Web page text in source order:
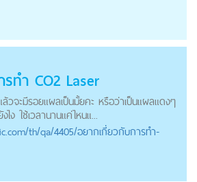
ทำ CO2 Laser
ล้วจะมีรอยแผลเป็นมั้ยคะ หรือว่าเป็นแผลแดงๆ
ไง ใช้เวลานานแค่ไหนแ...
/th/qa/4405/อยากเกี่ยวกับการทำ-